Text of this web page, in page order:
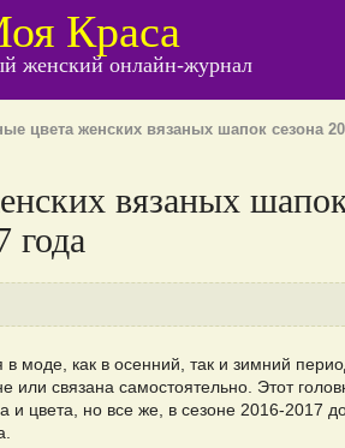
Краса
женский онлайн-журнал
цвета женских вязаных шапок сезона
вязаных
года
моде, как в осенний, так и зимний
или связана самостоятельно. Этот
и цвета, но все же, в сезоне 2016-2017